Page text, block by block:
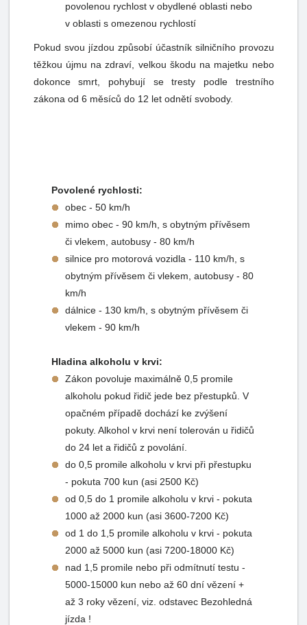
povolenou rychlost v obydlené oblasti nebo
v oblasti s omezenou rychlostí
Pokud svou jízdou způsobí účastník silničního provozu
těžkou újmu na zdraví, velkou škodu na majetku nebo
dokonce smrt, pohybují se tresty podle trestního
zákona od 6 měsíců do 12 let odnětí svobody.
Povolené rychlosti:
obec - 50 km/h
mimo obec - 90 km/h, s obytným přívěsem
či vlekem, autobusy - 80 km/h
silnice pro motorová vozidla - 110 km/h, s
obytným přívěsem či vlekem, autobusy - 80
km/h
dálnice - 130 km/h, s obytným přívěsem či
vlekem - 90 km/h
Hladina alkoholu v krvi:
Zákon povoluje maximálně 0,5 promile
alkoholu pokud řidič jede bez přestupků. V
opačném případě dochází ke zvýšení
pokuty. Alkohol v krvi není tolerován u řidičů
do 24 let a řidičů z povolání.
do 0,5 promile alkoholu v krvi při přestupku
- pokuta 700 kun (asi 2500 Kč)
od 0,5 do 1 promile alkoholu v krvi - pokuta
1000 až 2000 kun (asi 3600-7200 Kč)
od 1 do 1,5 promile alkoholu v krvi - pokuta
2000 až 5000 kun (asi 7200-18000 Kč)
nad 1,5 promile nebo při odmítnutí testu -
5000-15000 kun nebo až 60 dní vězení +
až 3 roky vězení, viz. odstavec Bezohledná
jízda !